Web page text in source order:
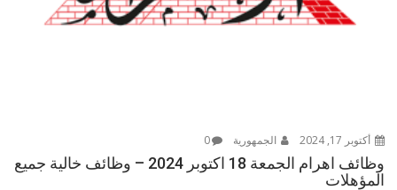
أكتوبر 17, 2024 الجمهورية 0
وظائف اهرام الجمعة 18 اكتوبر 2024 – وظائف خالية جميع
المؤهلات